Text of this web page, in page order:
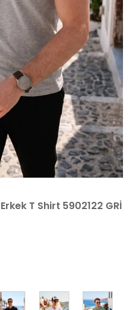
T Shirt 5902122 GRİ